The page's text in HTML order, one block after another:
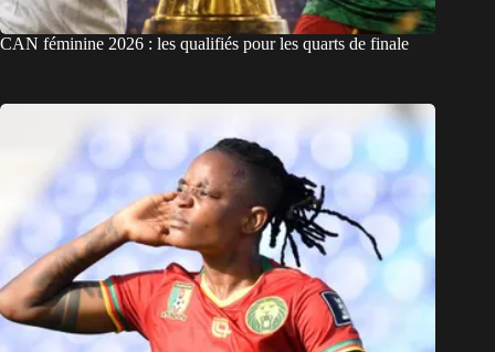
CAN féminine 2026 : les qualifiés pour les quarts de finale